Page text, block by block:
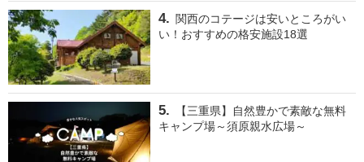
関西のコテージは安いところがい
い！おすすめの格安施設18選
【三重県】自然豊かで素敵な無料
キャンプ場～須原親水広場～